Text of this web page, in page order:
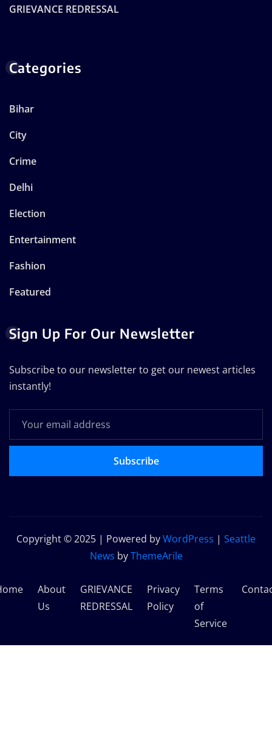
GRIEVANCE REDRESSAL
Categories
Bihar
City
Crime
Delhi
Election
Entertainment
Fashion
Featured
Sign Up For Our Newsletter
Subscribe to our newsletter to get our newest articles
instantly!
Subscribe
Copyright © 2025 | Powered byWordPress | Seattle
News byThemeArile
About
Us
GRIEVANCE
REDRESSAL
Privacy
Policy
Terms
of
Service